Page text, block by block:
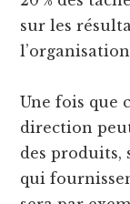
sur les
Une fois que
direction
des produits,
qui